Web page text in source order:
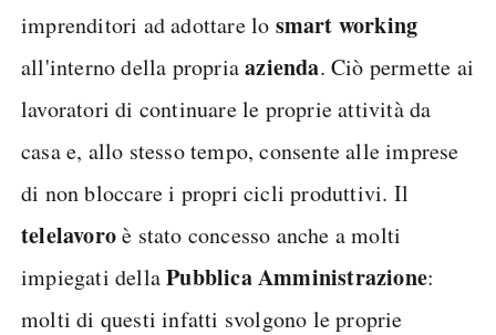
imprenditori ad adottare lo smart working
all'interno della propriaazienda. Ciò permette ai
lavoratori di continuare le proprie attività da
casa e, allo stesso tempo, consente alle imprese
di non bloccare i propri cicli produttivi. Il
telelavoroè stato concesso anche a molti
impiegati dellaPubblica Amministrazione:
molti di questi infatti svolgono le proprie